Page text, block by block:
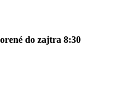
do zajtra 8:30